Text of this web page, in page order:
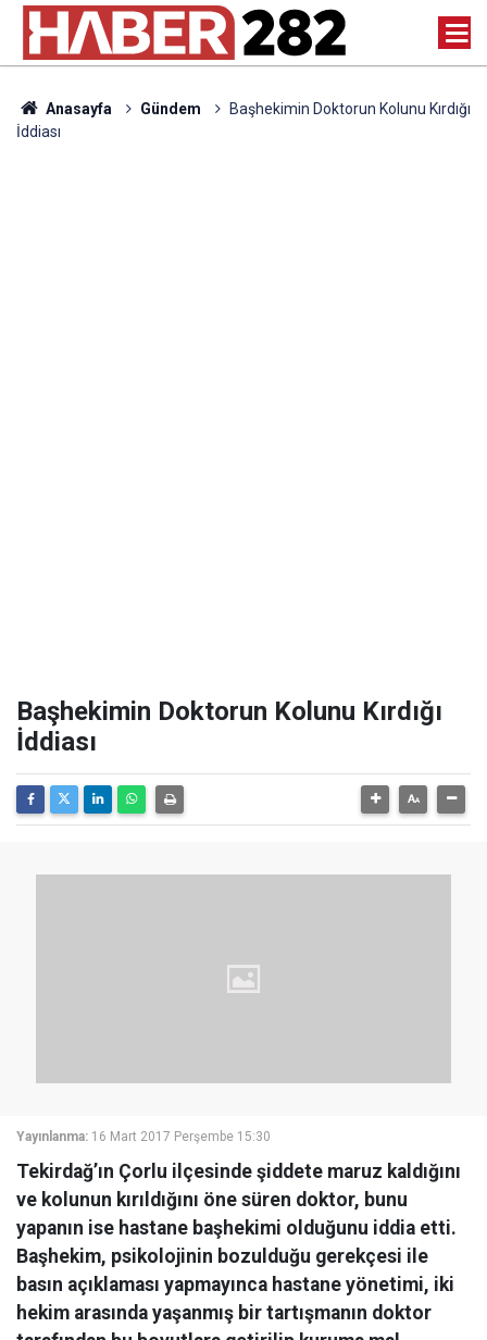
Anasayfa Gündem
Başhekimin Doktorun Kolunu Kırdığı
İddiası
Başhekimin Doktorun Kolunu Kırdığı
İddiası
Yayınlanma: 16 Mart 2017 Perşembe 15:30
Tekirdağ’ın Çorlu ilçesinde şiddete maruz kaldığını
ve kolunun kırıldığını öne süren doktor, bunu
yapanın ise hastane başhekimi olduğunu iddia etti.
Başhekim, psikolojinin bozulduğu gerekçesi ile
basın açıklaması yapmayınca hastane yönetimi, iki
hekim arasında yaşanmış bir tartışmanın doktor